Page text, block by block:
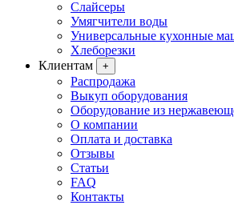
Слайсеры
Умягчители воды
Универсальные кухонные
Хлеборезки
Клиентам
+
Распродажа
Выкуп оборудования
Оборудование из
О компании
Оплата и доставка
Отзывы
Статьи
FAQ
Контакты